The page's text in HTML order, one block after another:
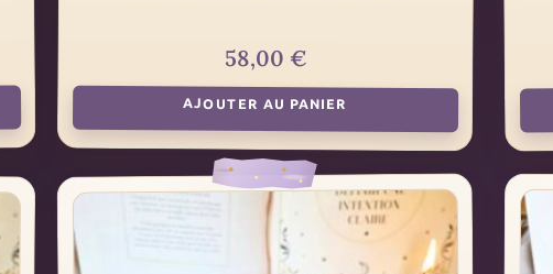
58,00 €
AJOUTER AU PANIER